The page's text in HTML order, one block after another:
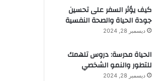
كيف يؤثر السفر على تحسين
جودة الحياة والصحة النفسية
ديسمبر 28, 2024
الحياة مدرسة: دروس تلهمك
للتطور والنمو الشخصي
ديسمبر 28, 2024